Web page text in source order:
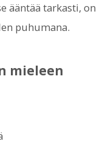
ääntää tarkasti, on
puhumana.
mieleen